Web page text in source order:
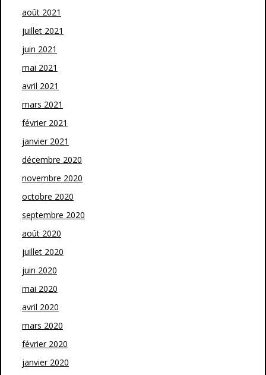
août 2021
juillet 2021
juin 2021
mai 2021
avril 2021
mars 2021
février 2021
janvier 2021
décembre 2020
novembre 2020
octobre 2020
septembre 2020
août 2020
juillet 2020
juin 2020
mai 2020
avril 2020
mars 2020
février 2020
janvier 2020